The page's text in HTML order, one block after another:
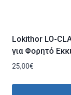
Lokithor LO-
για Φορητό
25,00€